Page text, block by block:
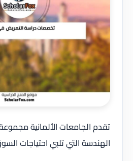
تقدم الجامعات الألمانية
الهندسة التي تلبي احتياجات